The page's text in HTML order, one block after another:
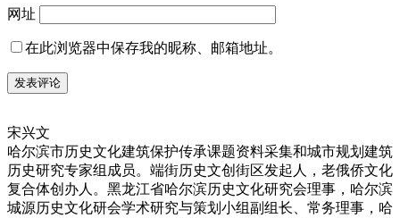
网址
在此浏览器中保存我的昵称、邮箱地址。
宋兴文
哈尔滨市历史文化建筑保护传承课题资料采集和城市规划建筑
历史研究专家组成员。端街历史文创街区发起人，老俄侨文化
复合体创办人。黑龙江省哈尔滨历史文化研究会理事，哈尔滨
城源历史文化研会学术研究与策划小组副组长、常务理事，哈